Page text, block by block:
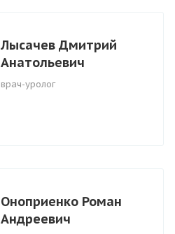
Лысачев Дмитрий
Анатольевич
врач-уролог
Оноприенко Роман
Андреевич